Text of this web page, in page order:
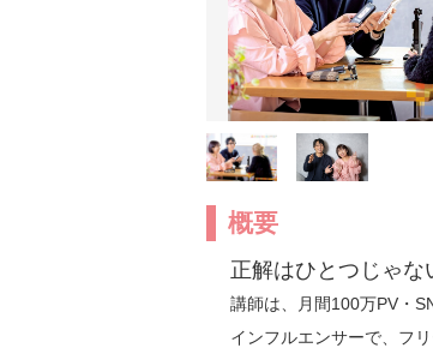
概要
正解はひとつじゃな
講師は、月間100万PV・
インフルエンサーで、フ